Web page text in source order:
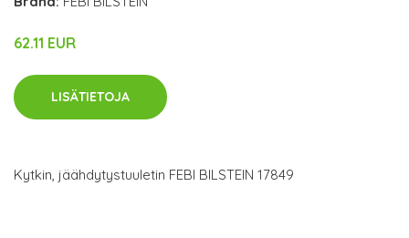
62.11 EUR
LISÄTIETOJA
Kytkin, jäähdytystuuletin FEBI BILSTEIN 17849